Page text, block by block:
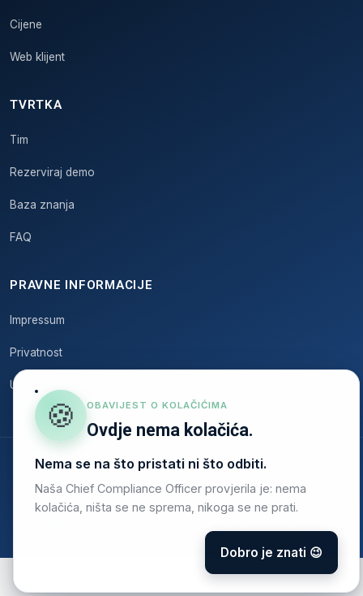
🍪 OBAVIJEST O KOLAČIĆIMA
Ovdje nema kolačića.
Nema se na što pristati ni što odbiti.
Naša Chief Compliance Officer provjerila je: nema
kolačića, ništa se ne sprema, nikoga se ne prati.
Dobro je znati 😉
Cijene
Web klijent
TVRTKA
Tim
Rezerviraj demo
Baza znanja
FAQ
PRAVNE INFORMACIJE
Impressum
Privatnost
Uvjeti
© 2026 Onstruc
Made in Germany · sukladno GDPR-u · hosting u EU